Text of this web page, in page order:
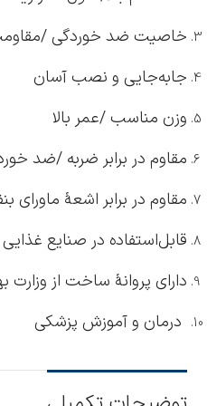
خاصیت ضد خوردگی /
جابه‌جایی و نصب آسان
وزن مناسب /عمر بالا
مقاوم در برابر ضربه /ضد
مقاوم در برابر اشعۀ ماورای
قابل‌استفاده در صنایع
دارای پروانۀ ساخت از
درمان و آموزش پزشکی